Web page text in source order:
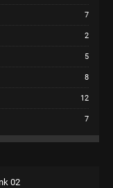
7
2
5
8
12
7
02